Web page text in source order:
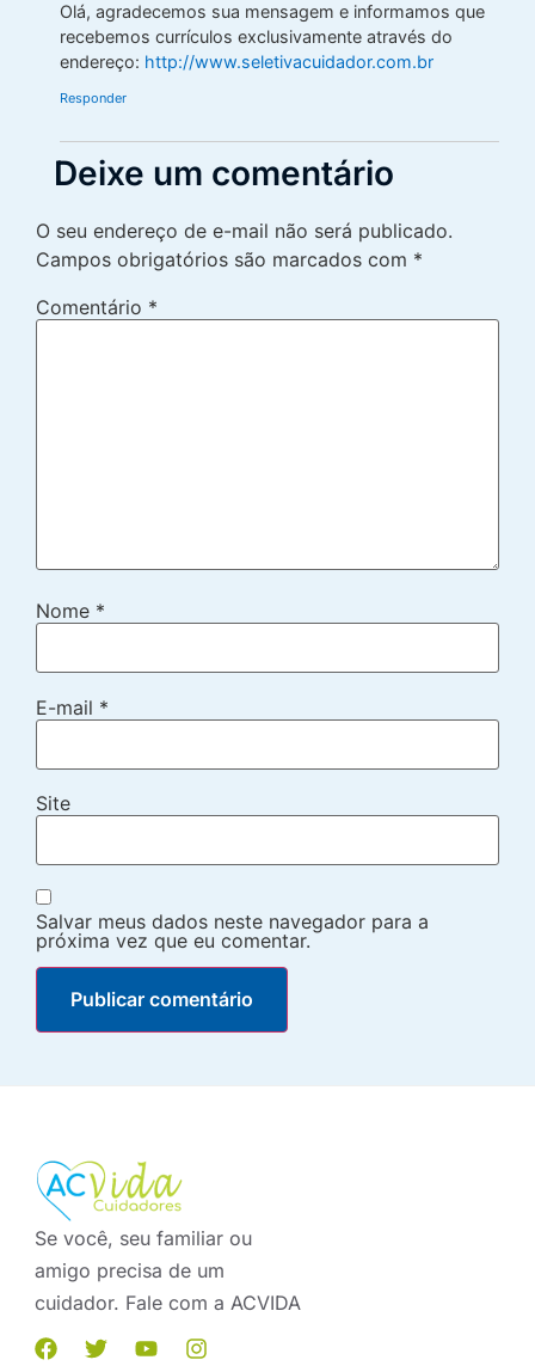
Olá, agradecemos sua mensagem e informamos que
recebemos currículos exclusivamente através do
endereço: http://www.seletivacuidador.com.br
Responder
Deixe um comentário
O seu endereço de e-mail não será publicado.
Campos obrigatórios são marcados com *
Comentário *
Nome *
E-mail *
Site
Salvar meus dados neste navegador para a
próxima vez que eu comentar.
Se você, seu familiar ou
amigo precisa de um
cuidador. Fale com a ACVIDA